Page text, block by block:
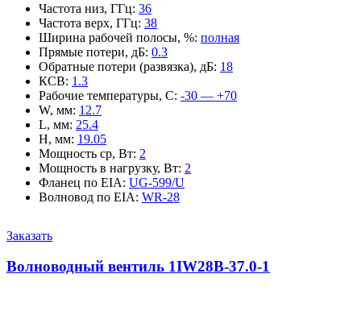
Частота низ, ГГц: 36
Частота верх, ГГц: 38
Ширина рабочей полосы, %: полная
Прямые потери, дБ: 0.3
Обратные потери (развязка), дБ: 18
КСВ: 1.3
Рабочие температуры, С: -30 — +70
W, мм: 12.7
L, мм: 25.4
H, мм: 19.05
Мощность ср, Вт: 2
Мощность в нагрузку, Вт: 2
Фланец по EIA: UG-599/U
Волновод по EIA: WR-28
Заказать
Волноводный вентиль 1IW28B-37.0-1